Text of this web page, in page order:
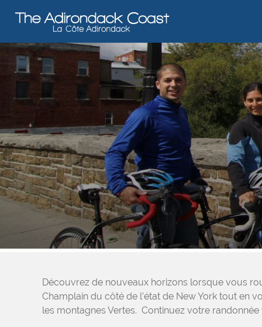
Découvrez de nouveaux horizons lorsque vous
Champlain du côté de l’état de New York tout en
les montagnes Vertes. Continuez votre